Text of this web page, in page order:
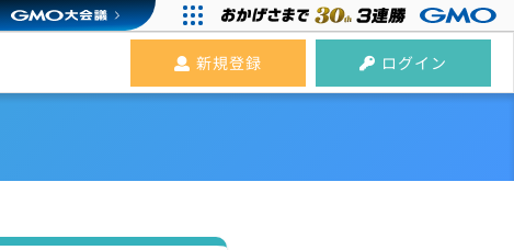
新規登録 ログイン